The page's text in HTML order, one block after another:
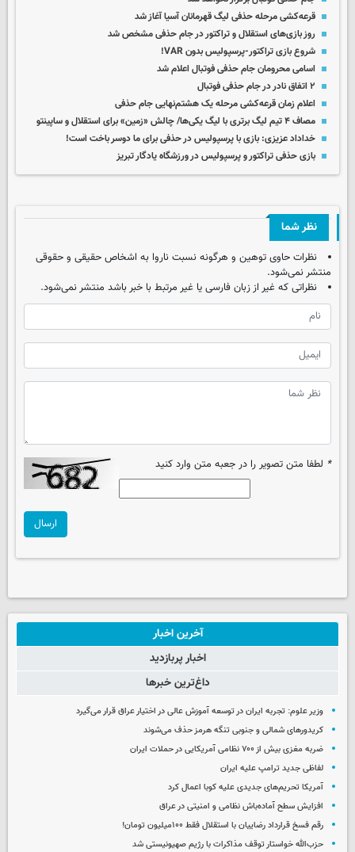
قرعه‌کشی مرحله حذفی لیگ قهرمانان آسیا آغاز شد
روز بازی‌های استقلال و تراکتور در جام حذفی مشخص شد
شروع بازی تراکتور-پرسپولیس بدون VAR!
اسامی محرومان جام حذفی فوتبال اعلام شد
۲ اتفاق نادر در جام حذفی فوتبال
اعلام زمان قرعه‌کشی مرحله یک هشتم‌نهایی جام حذفی
مصاف ۴ تیم لیگ برتری با لیگ یکی‌ها/ چالش «زمین» برای استقلال و ساپینتو
خداداد عزیزی: بازی با پرسپولیس در حذفی برای ما دوسر باخت است!
بازی حذفی تراکتور و پرسپولیس در ورزشگاه یادگار تبریز
نظر شما
نظرات حاوی توهین و هرگونه نسبت ناروا به اشخاص حقیقی و حقوقی
منتشر نمی‌شود.
نظراتی که غیر از زبان فارسی یا غیر مرتبط با خبر باشد منتشر نمی‌شود.
* لطفا متن تصویر را در جعبه متن وارد کنید
ارسال
آخرین اخبار
اخبار پربازدید
داغ‌ترین خبرها
وزیر علوم: تجربه ایران در توسعه آموزش عالی در اختیار عراق قرار می‌گیرد
کریدورهای شمالی و جنوبی تنگه هرمز حذف می‌شوند
ضربه مغزی بیش از ۷۰۰ نظامی آمریکایی در حملات ایران
لفاظی جدید ترامپ علیه ایران
آمریکا تحریم‌های جدیدی علیه کوبا اعمال کرد
افزایش سطح آماده‌باش نظامی و امنیتی در عراق
رقم فسخ قرارداد رضاییان با استقلال فقط ۱۰۰میلیون تومان!
حزب‌الله خواستار توقف مذاکرات با رژیم صهیونیستی شد